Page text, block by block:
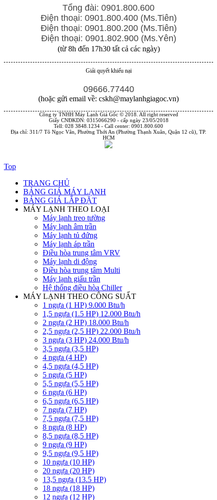
Tổng đài: 0901.800.600
Điện thoại: 0901.800.400 (Ms.Tiên)
Điện thoại: 0901.800.200 (Ms.Tiên)
Điện thoại: 0901.802.900 (Ms.Yên)
(từ 8h đến 17h30 tất cả các ngày)
Giải quyết khiếu nại
09666.77440
(hoặc gửi email về: cskh@maylanhgiagoc.vn)
Công ty TNHH Máy Lạnh Giá Gốc © 2018. All right reserved
Giấy CNĐKDN: 0315066290 - cấp ngày 23/05/2018
Tell: 028 3848.1234 - Call center: 0901.800.600
Địa chỉ: 311/7 Tô Ngọc Vân, Phường Thới An (Phường Thạnh Xuân, Quận 12 cũ), TP.
HCM
Top
TRANG CHỦ
BẢNG GIÁ MÁY LẠNH
BẢNG GIÁ LẮP ĐẶT
MÁY LẠNH THEO LOẠI
Máy lạnh treo tường
Máy lạnh âm trần
Máy lạnh tủ đứng
Máy lạnh áp trần
Điều hòa trung tâm VRV
Máy lạnh di động
Điều hòa trung tâm Multi
Máy lạnh giấu trần
Hệ thống điều hòa Chiller
MÁY LẠNH THEO CÔNG SUẤT
1 ngựa (1 HP) 9.000 Btu/h
1,5 ngựa (1.5 HP) 12.000 Btu/h
2 ngựa (2 HP) 18.000 Btu/h
2,5 ngựa (2,5 HP) 22.000 Btu/h
3 ngựa (3 HP) 24.000 Btu/h
3,5 ngựa (3,5 HP)
4 ngựa (4 HP)
4,5 ngựa (4,5 HP)
5 ngựa (5 HP)
5,5 ngựa (5,5 HP)
6 ngựa (6 HP)
6,5 ngựa (6,5 HP)
7 ngựa (7 HP)
7,5 ngựa (7,5 HP)
8 ngựa (8 HP)
8,5 ngựa (8,5 HP)
9 ngựa (9 HP)
9,5 ngựa (9,5 HP)
10 ngựa (10 HP)
20 ngựa (20 HP)
13,5 ngựa (13.5 HP)
18 ngựa (18 HP)
12 ngựa (12 HP)